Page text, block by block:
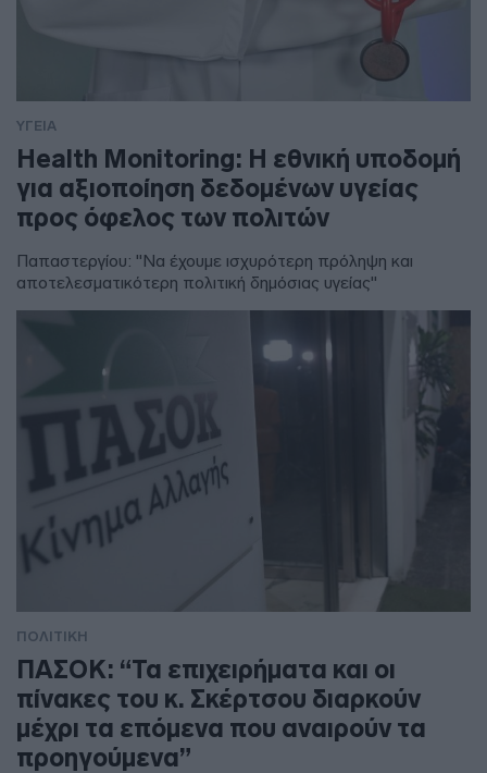
ΥΓΕΙΑ
Health Monitoring: Η εθνική υποδομή
για αξιοποίηση δεδομένων υγείας
προς όφελος των πολιτών
Παπαστεργίου: "Να έχουμε ισχυρότερη πρόληψη και
αποτελεσματικότερη πολιτική δημόσιας υγείας"
ΠΟΛΙΤΙΚΗ
ΠΑΣΟΚ: “Τα επιχειρήματα και οι
πίνακες του κ. Σκέρτσου διαρκούν
μέχρι τα επόμενα που αναιρούν τα
προηγούμενα”